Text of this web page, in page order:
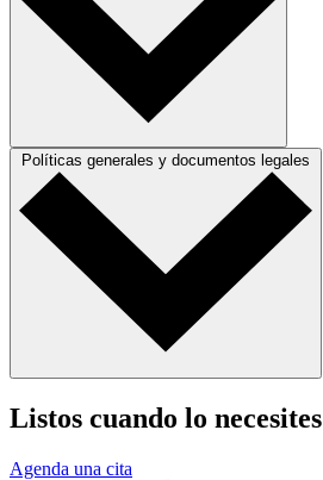
Políticas generales y documentos legales
Listos cuando lo necesites
Agenda una cita